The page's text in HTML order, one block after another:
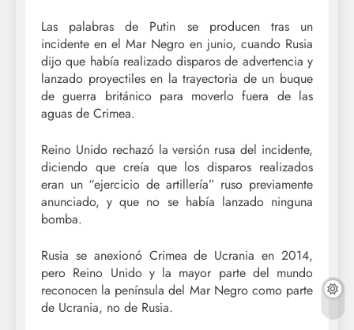
Las palabras de Putin se producen tras un
incidente en el Mar Negro en junio, cuando Rusia
dijo que había realizado disparos de advertencia y
lanzado proyectiles en la trayectoria de un buque
de guerra británico para moverlo fuera de las
aguas de Crimea.
Reino Unido rechazó la versión rusa del incidente,
diciendo que creía que los disparos realizados
eran un “ejercicio de artillería” ruso previamente
anunciado, y que no se había lanzado ninguna
bomba.
Rusia se anexionó Crimea de Ucrania en 2014,
pero Reino Unido y la mayor parte del mundo
reconocen la península del Mar Negro como parte
de Ucrania, no de Rusia.